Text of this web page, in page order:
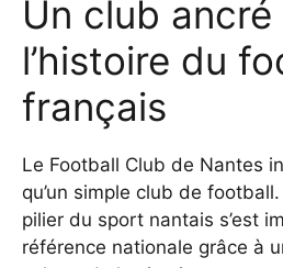
Un club ancré
l’histoire du
français
Le Football Club de Nantes
qu’un simple club de
pilier du sport nantais s’est
référence nationale grâce à